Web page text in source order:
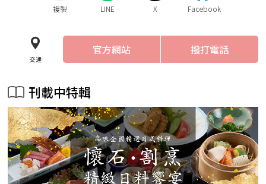
複製 LINE X Facebook
交通
官方網站 撥打電話
刊載中特輯